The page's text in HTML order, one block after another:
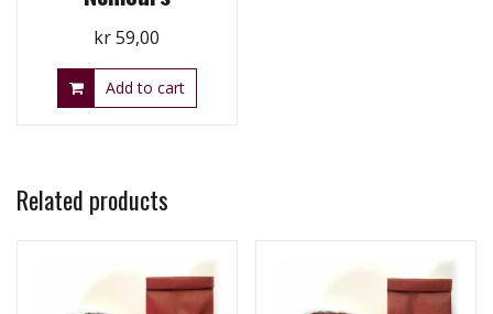
kr59,00
Add to cart
Related products